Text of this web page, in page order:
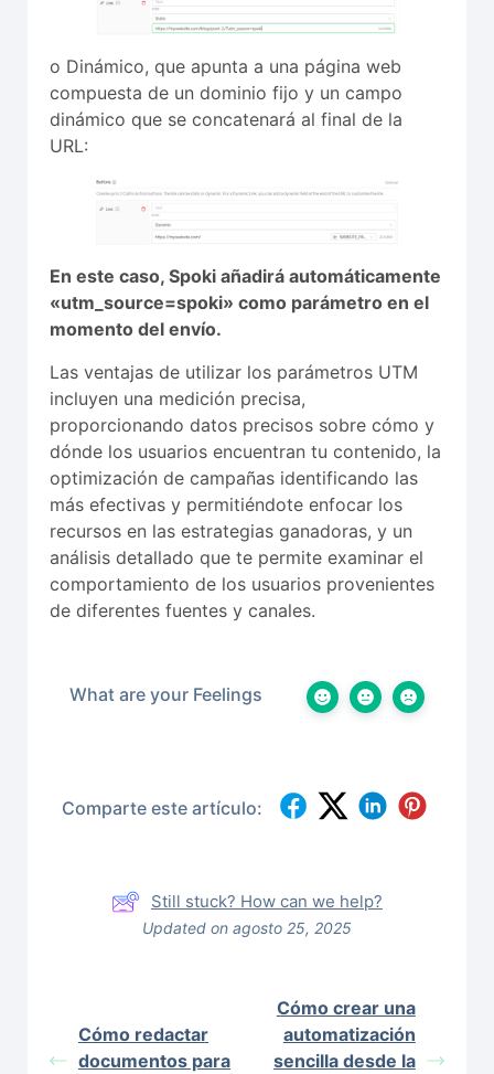
o Dinámico, que apunta a una página web
compuesta de un dominio fijo y un campo
dinámico que se concatenará al final de la
URL:
En este caso, Spoki añadirá automáticamente
«utm_source=spoki» como parámetro en el
momento del envío.
Las ventajas de utilizar los parámetros UTM
incluyen una medición precisa,
proporcionando datos precisos sobre cómo y
dónde los usuarios encuentran tu contenido, la
optimización de campañas identificando las
más efectivas y permitiéndote enfocar los
recursos en las estrategias ganadoras, y un
análisis detallado que te permite examinar el
comportamiento de los usuarios provenientes
de diferentes fuentes y canales.
What are your Feelings
Comparte este artículo:
Still stuck? How can we help?
Updated on agosto 25, 2025
Cómo redactar
documentos para
Cómo crear una
automatización
sencilla desde la